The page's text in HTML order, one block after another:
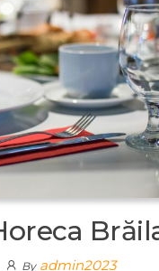
By admin2023